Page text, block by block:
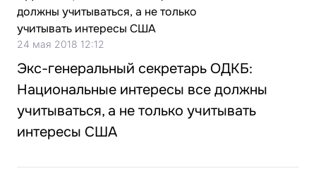
24 мая 2018 12:12
Экс-генеральный секретарь ОДКБ:
Национальные интересы все должны
учитываться, а не только учитывать
интересы США